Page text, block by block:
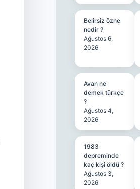
Belirsiz özne
nedir ?
Ağustos 6,
2026
Avan ne
demek türkçe
?
Ağustos 4,
2026
1983
depreminde
kaç kişi öldü ?
Ağustos 3,
2026